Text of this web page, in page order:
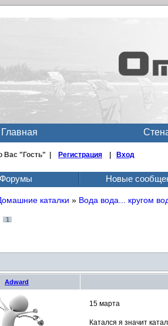
Главная
Вас "Гость" | Регистрация Вход
Форумы Новые
каталки » Вода вода... кругом
1
Adward
15 марта
Катался я значит